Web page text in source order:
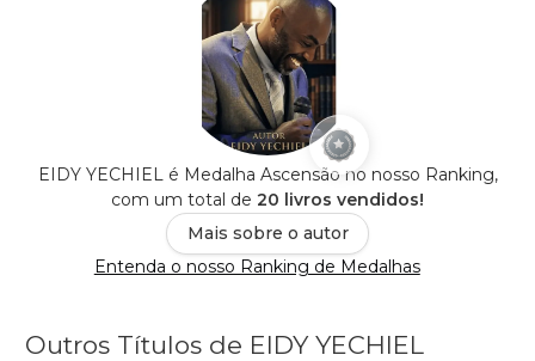
EIDY YECHIEL é Medalha Ascensão no nosso Ranking,
com um total de 20 livros vendidos!
Mais sobre o autor
Entenda o nosso Ranking de Medalhas
Outros Títulos de EIDY YECHIEL